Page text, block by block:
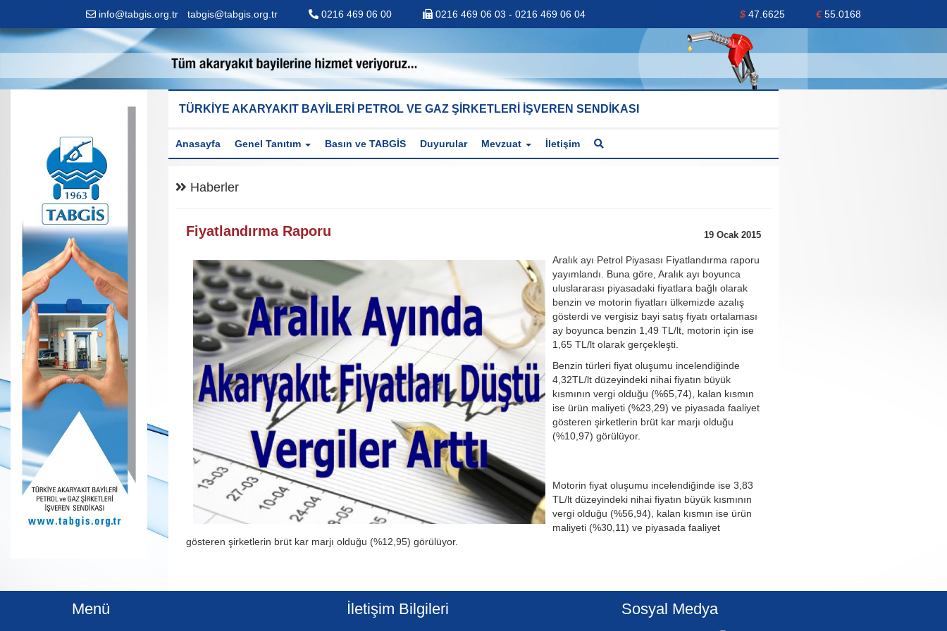
info@tabgis.org.tr - tabgis@tabgis.org.tr 0216 469 06 00 0216 469 06 03 - 0216 469 06 04 $ 47.6625 €55.0168
TÜRKİYE AKARYAKIT BAYİLERİ PETROL VE GAZ ŞİRKETLERİ İŞVEREN SENDİKASI
Anasayfa Genel Tanıtım Basın ve TABGİS Duyurular Mevzuat İletişim
Haberler
Fiyatlandırma Raporu 19 Ocak 2015
Aralık ayı Petrol Piyasası Fiyatlandırma raporu
yayımlandı. Buna göre, Aralık ayı boyunca
uluslararası piyasadaki fiyatlara bağlı olarak
benzin ve motorin fiyatları ülkemizde azalış
gösterdi ve vergisiz bayi satış fiyatı ortalaması
ay boyunca benzin 1,49 TL/lt, motorin için ise
1,65 TL/lt olarak gerçekleşti.
Benzin türleri fiyat oluşumu incelendiğinde
4,32TL/lt düzeyindeki nihai fiyatın büyük
kısmının vergi olduğu (%65,74), kalan kısmın
ise ürün maliyeti (%23,29) ve piyasada faaliyet
gösteren şirketlerin brüt kar marjı olduğu
(%10,97) görülüyor.
Motorin fiyat oluşumu incelendiğinde ise 3,83
TL/lt düzeyindeki nihai fiyatın büyük kısmının
vergi olduğu (%56,94), kalan kısmın ise ürün
maliyeti (%30,11) ve piyasada faaliyet
gösteren şirketlerin brüt kar marjı olduğu (%12,95) görülüyor.
Menü İletişim Bilgileri Sosyal Medya